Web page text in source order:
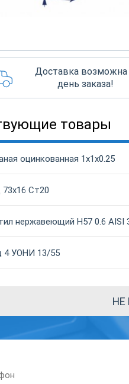
Доставка возможна
день заказа!
товары
оцинкованная 1х1х0.25
73х16 Ст20
нержавеющий Н57 0.6 AISI
4 УОНИ 13/55